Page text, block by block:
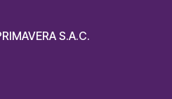
S.A.C.